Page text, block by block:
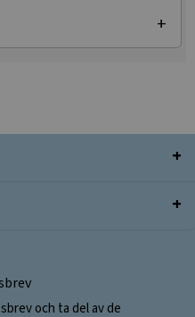
och ta del av de